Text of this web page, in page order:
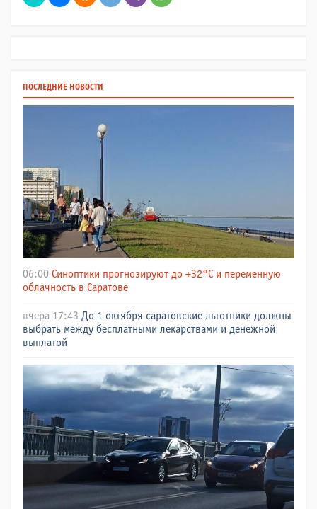
ПОСЛЕДНИЕ НОВОСТИ
06:00 Синоптики прогнозируют до +32°C и переменную
облачность в Саратове
вчера 17:43 До 1 октября саратовские льготники должны
выбрать между бесплатными лекарствами и денежной
выплатой